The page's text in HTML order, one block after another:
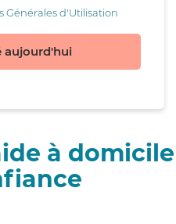
Générales d'Utilisation
aujourd'hui
à domicile